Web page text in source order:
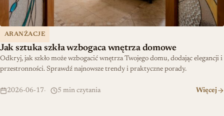
ARANŻACJE
Jak sztuka szkła wzbogaca wnętrza domowe
Odkryj, jak szkło może wzbogacić wnętrza Twojego domu, dodając elegancji i
przestronności. Sprawdź najnowsze trendy i praktyczne porady.
2026-06-17 5 min czytania Więcej